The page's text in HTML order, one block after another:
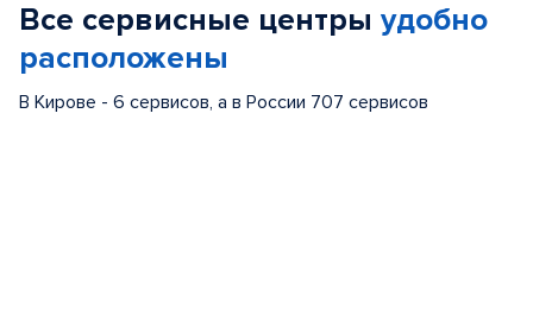
Все сервисные центры удобно
расположены
В Кирове - 6 сервисов, а в России 707 сервисов